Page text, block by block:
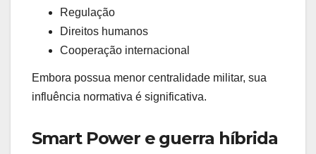
Regulação
Direitos humanos
Cooperação internacional
Embora possua menor centralidade militar, sua
influência normativa é significativa.
Smart Power e guerra híbrida